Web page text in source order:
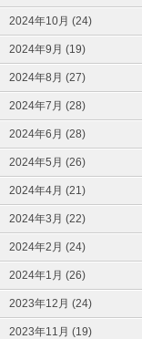
2024年10月 (24)
2024年9月 (19)
2024年8月 (27)
2024年7月 (28)
2024年6月 (28)
2024年5月 (26)
2024年4月 (21)
2024年3月 (22)
2024年2月 (24)
2024年1月 (26)
2023年12月 (24)
2023年11月 (19)